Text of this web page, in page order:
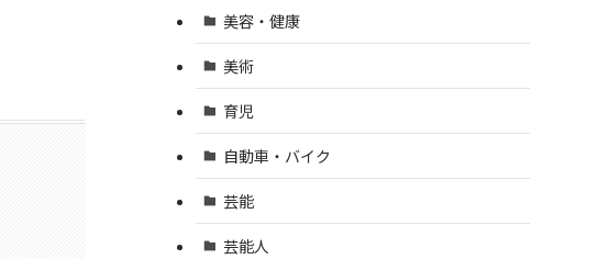
美容・健康
美術
育児
自動車・バイク
芸能
芸能人